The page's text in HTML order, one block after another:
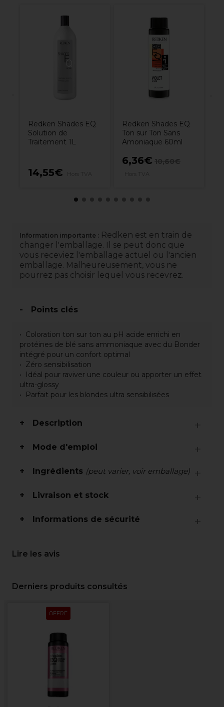
Redken Shades EQ
Solution de
Traitement 1L
14,55€
Redken Shades EQ
Ton sur Ton Sans
Amoniaque 60ml
6,36€
Information importante : Redken est en train de
changer l'emballage. Il se peut donc que
vous receviez l'emballage actuel ou l'ancien
emballage. Malheureusement, vous ne
pourrez pas choisir lequel vous recevrez.
Points clés
Coloration ton sur ton au pH acide enrichi en
protéines de blé sans ammoniaque avec du Bonder
intégré pour un confort optimal
Zéro sensibilisation
Idéal pour raviver une couleur ou apporter un effet
ultra-glossy
Parfait pour les blondes ultra sensibilisées
Description
Mode d'emploi
Ingrédients (peut varier, voir emballage)
Livraison et stock
Informations de sécurité
Lire les avis
Derniers produits consultés
OFFRE